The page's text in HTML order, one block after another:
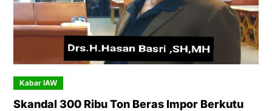
Kabar IAW
Skandal 300 Ribu Ton Beras Impor Berkutu